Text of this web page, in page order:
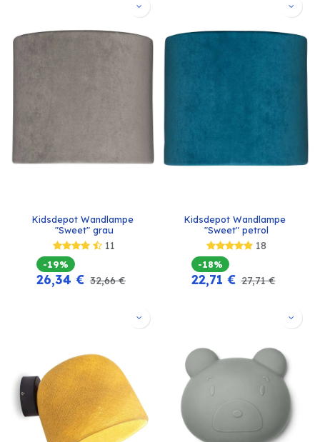
Kidsdepot Wandlampe
"Sweet" grau
11
-19%
26,34 € 32,66€
Kidsdepot Wandlampe
"Sweet" petrol
18
-18%
22,71 € 27,71€